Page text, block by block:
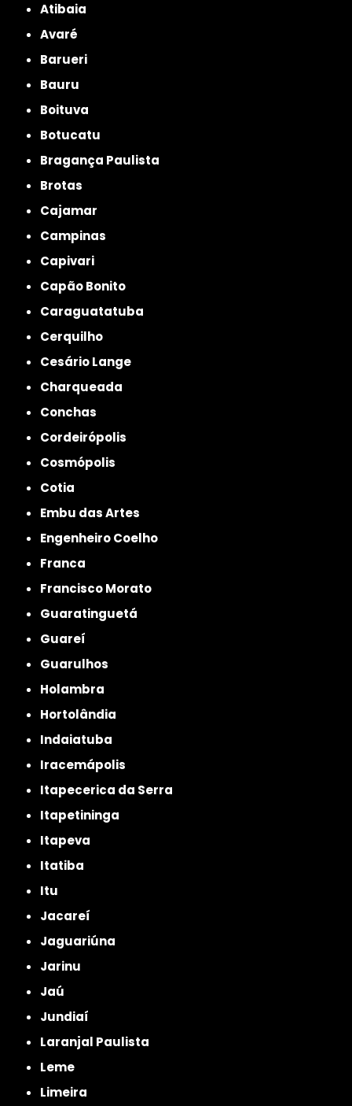
Atibaia
Avaré
Barueri
Bauru
Boituva
Botucatu
Bragança Paulista
Brotas
Cajamar
Campinas
Capivari
Capão Bonito
Caraguatatuba
Cerquilho
Cesário Lange
Charqueada
Conchas
Cordeirópolis
Cosmópolis
Cotia
Embu das Artes
Engenheiro Coelho
Franca
Francisco Morato
Guaratinguetá
Guareí
Guarulhos
Holambra
Hortolândia
Indaiatuba
Iracemápolis
Itapecerica da Serra
Itapetininga
Itapeva
Itatiba
Itu
Jacareí
Jaguariúna
Jarinu
Jaú
Jundiaí
Laranjal Paulista
Leme
Limeira